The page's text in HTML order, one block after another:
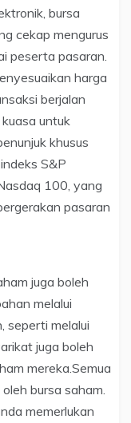
bursa
cekap mengurus
peserta pasaran.
harga
berjalan
untuk
khusus
S&P
100, yang
pasaran
juga boleh
melalui
seperti melalui
juga boleh
mereka.Semua
bursa saham.
memerlukan